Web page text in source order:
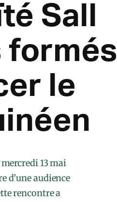
Sall
formés
le
13 mai
d’une audience
rencontre a